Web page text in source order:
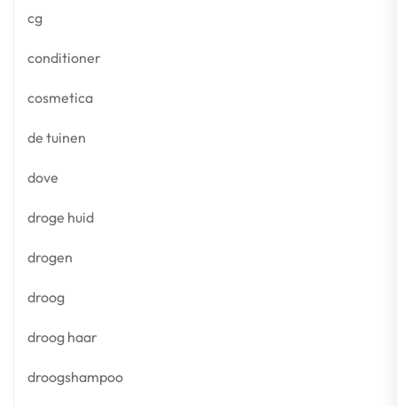
cg
conditioner
cosmetica
de tuinen
dove
droge huid
drogen
droog
droog haar
droogshampoo